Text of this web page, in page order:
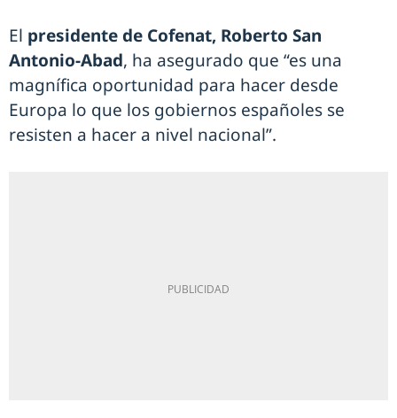
El presidente de Cofenat, Roberto San
Antonio-Abad, ha asegurado que “es una
magnífica oportunidad para hacer desde
Europa lo que los gobiernos españoles se
resisten a hacer a nivel nacional”.